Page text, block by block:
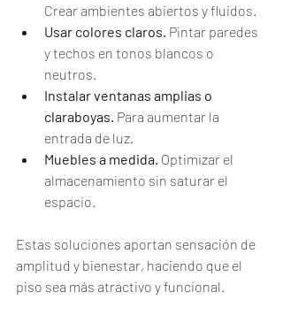
Crear ambientes abiertos y fluidos.
Usar colores claros. Pintar paredes
y techos en tonos blancos o
neutros.
Instalar ventanas amplias o
claraboyas. Para aumentar la
entrada de luz.
Muebles a medida. Optimizar el
almacenamiento sin saturar el
espacio.
Estas soluciones aportan sensación de
amplitud y bienestar, haciendo que el
piso sea más atractivo y funcional.